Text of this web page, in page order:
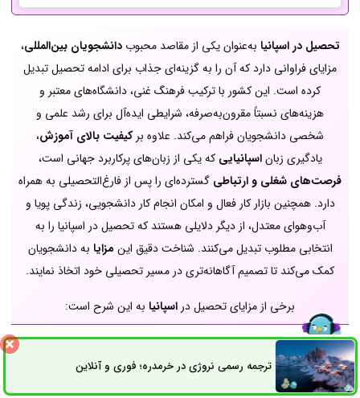
تحصیل در اسپانیا به‌عنوان یکی از مقاصد محبوبدانشجویان بین‌المللی،
مزایای فراوانی دارد که آن را به گزینه‌ای جذاب برای ادامه تحصیل تبدیل
کرده است. این کشور با ترکیب فرهنگ غنی، دانشگاه‌های معتبر و
هزینه‌های نسبتاً مقرون‌به‌صرفه، شرایطی ایده‌آل برای رشد علمی و
شخصی دانشجویان فراهم می‌کند. علاوه برکیفیت بالای آموزش،
یادگیری زباناسپانیاییکه یکی از زبان‌های پرکاربرد جهانی است،
فرصت‌های شغلی و ارتباطی گسترده‌ای را پس از فارغ‌التحصیلی به همراه
دارد. همچنین بازار کار فعال و امکان انجام کار دانشجویی، زندگی پویا و
آب‌وهوای معتدل، از دیگر دلایلی هستند که تحصیل در اسپانیا را به
انتخابی مطلوب تبدیل می‌کنند. شناخت دقیق این مزایا به دانشجویان
کمک می‌کند تا تصمیم آگاهانه‌تری در مسیر تحصیلی خود اتخاذ نمایند.
برخی از مزایای تحصیل در اسپانیا به این شرح است:
ترجمه رسمی نروژی در خرمدره؛ فوری و آنلاینثبت سفارش راه های ارتباطی